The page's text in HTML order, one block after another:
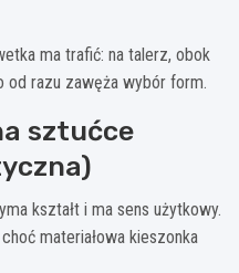
ma trafić: na talerz, obok
od razu zawęża wybór form.
sztućce
kształt i ma sens użytkowy.
materiałowa kieszonka